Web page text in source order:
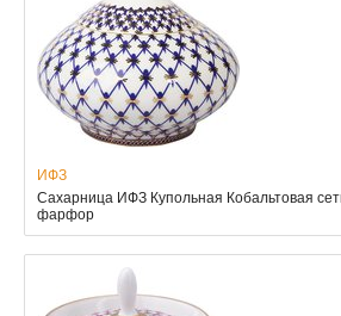
ИФЗ
Сахарница ИФЗ Купольная Кобальтовая
фарфор